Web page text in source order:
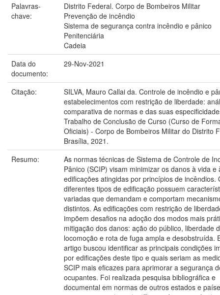
Palavras-
chave:
Distrito Federal. Corpo de Bombeiros Militar
Prevenção de incêndio
Sistema de segurança contra incêndio e pânico
Penitenciária
Cadeia
Data do
documento:
29-Nov-2021
Citação:
SILVA, Mauro Callai da. Controle de incêndio e
estabelecimentos com restrição de liberdade:
comparativa de normas e das suas
Trabalho de Conclusão de Curso (Curso de
Oficiais) - Corpo de Bombeiros Militar do Distrito
Brasília, 2021.
Resumo:
As normas técnicas de Sistema de Controle de
Pânico (SCIP) visam minimizar os danos à vida e
edificações atingidas por princípios de incêndios.
diferentes tipos de edificação possuem
variadas que demandam e comportam
distintos. As edificações com restrição de
impõem desafios na adoção dos modos mais
mitigação dos danos: ação do público, liberdade
locomoção e rota de fuga ampla e desobstruída.
artigo buscou identificar as principais condições
por edificações deste tipo e quais seriam as
SCIP mais eficazes para aprimorar a segurança
ocupantes. Foi realizada pesquisa bibliográfica e
documental em normas de outros estados e